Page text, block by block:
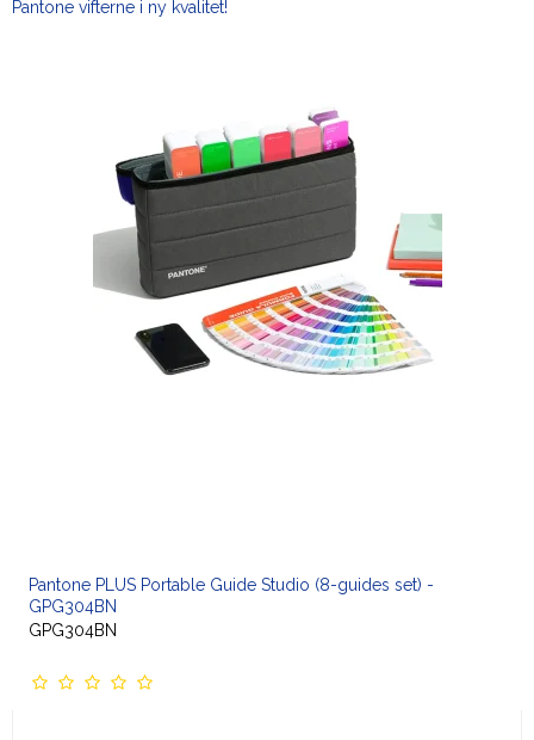
Pantone vifterne i ny kvalitet!
Pantone PLUS Portable Guide Studio (8-guides set) -
GPG304BN
GPG304BN